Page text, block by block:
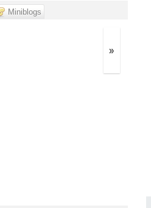
Miniblogs
»